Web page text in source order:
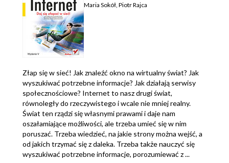
Maria Sokół, Piotr Rajca
Złap się w sieć! Jak znaleźć okno na wirtualny świat? Jak
wyszukiwać potrzebne informacje? Jak działają serwisy
społecznościowe? Internet to nasz drugi świat,
równoległy do rzeczywistego i wcale nie mniej realny.
Świat ten rządzi się własnymi prawami i daje nam
oszałamiające możliwości, ale trzeba umieć się w nim
poruszać. Trzeba wiedzieć, na jakie strony można wejść, a
od jakich trzymać się z daleka. Trzeba także nauczyć się
wyszukiwać potrzebne informacje, porozumiewać z ...